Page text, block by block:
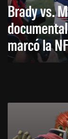
Brady vs.
marcó la